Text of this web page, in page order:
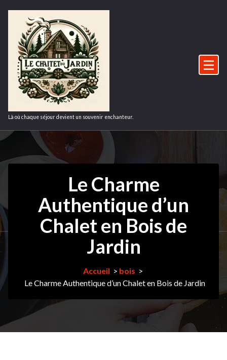
contenu
Là où chaque séjour devient un souvenir enchanteur.
Le Charme
Authentique d’un
Chalet en Bois de
Jardin
Accueil > bois >
Le Charme Authentique d’un Chalet en Bois de Jardin